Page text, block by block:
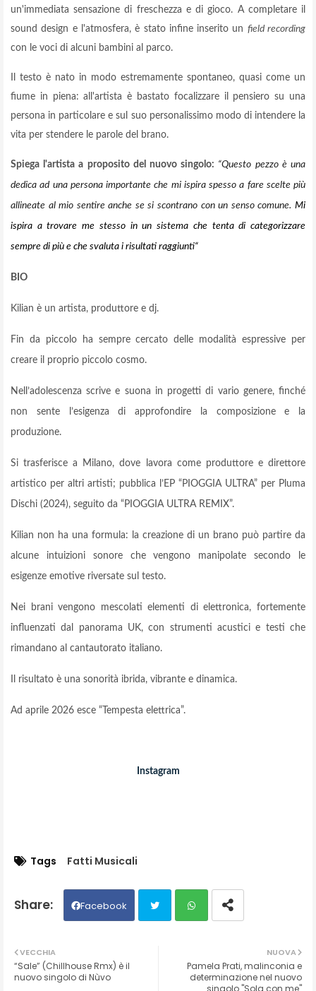
un'immediata sensazione di freschezza e di gioco. A completare il
sound design e l'atmosfera, è stato infine inserito un field recording
con le voci di alcuni bambini al parco.
Il testo è nato in modo estremamente spontaneo, quasi come un
fiume in piena: all'artista è bastato focalizzare il pensiero su una
persona in particolare e sul suo personalissimo modo di intendere la
vita per stendere le parole del brano.
Spiega l'artista a proposito del nuovo singolo: “Questo pezzo è una
dedica ad una persona importante che mi ispira spesso a fare scelte più
allineate al mio sentire anche se si scontrano con un senso comune. Mi
ispira a trovare me stesso in un sistema che tenta di categorizzare
sempre di più e che svaluta i risultati raggiunti“
BIO
Kilian è un artista, produttore e dj.
Fin da piccolo ha sempre cercato delle modalità espressive per
creare il proprio piccolo cosmo.
Nell’adolescenza scrive e suona in progetti di vario genere, finché
non sente l’esigenza di approfondire la composizione e la
produzione.
Si trasferisce a Milano, dove lavora come produttore e direttore
artistico per altri artisti; pubblica l’EP “PIOGGIA ULTRA” per Pluma
Dischi (2024), seguito da “PIOGGIA ULTRA REMIX”.
Kilian non ha una formula: la creazione di un brano può partire da
alcune intuizioni sonore che vengono manipolate secondo le
esigenze emotive riversate sul testo.
Nei brani vengono mescolati elementi di elettronica, fortemente
influenzati dal panorama UK, con strumenti acustici e testi che
rimandano al cantautorato italiano.
Il risultato è una sonorità ibrida, vibrante e dinamica.
Ad aprile 2026 esce “Tempesta elettrica”.
Instagram
Tags Fatti Musicali
Facebook
ats
NUOVA
Pamela Prati, malinconia e
determinazione nel nuovo
singolo "Sola con me"
VECCHIA
“Sale” (Chillhouse Rmx) è il
nuovo singolo di Nùvo